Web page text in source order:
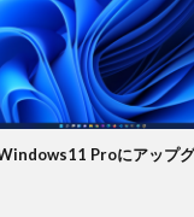
Proにアップ